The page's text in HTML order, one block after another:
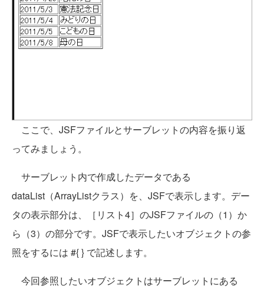
ここで、JSFファイルとサーブレットの内容を振り返
ってみましょう。
サーブレット内で作成したデータである
dataList（ArrayListクラス）を、JSFで表示します。デー
タの表示部分は、［リスト4］のJSFファイルの（1）か
ら（3）の部分です。JSFで表示したいオブジェクトの参
照をするには #{ } で記述します。
今回参照したいオブジェクトはサーブレットにある